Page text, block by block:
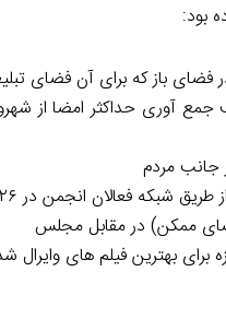
بود:
باز که برای آن فضای
آوری حداکثر امضا از
جانب مردم
فعالان انجمن در ۲۶ منطقه از کشور
ممکن) در مقابل مجلس
برای بهترین فیلم های